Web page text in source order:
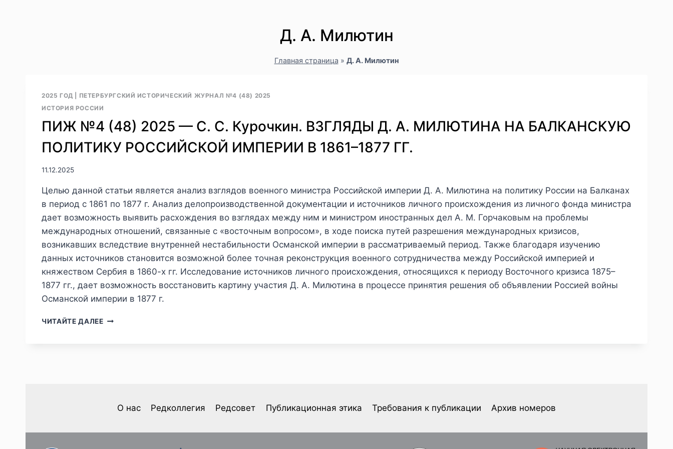
Д. А. Милютин
Главная страница » Д. А. Милютин
2025 ГОД
ПЕТЕРБУРГСКИЙ ИСТОРИЧЕСКИЙ ЖУРНАЛ №4 (48) 2025
ИСТОРИЯ РОССИИ
ПИЖ №4 (48) 2025 — С. С. Курочкин. ВЗГЛЯДЫ Д. А. МИЛЮТИНА НА БАЛКАНСКУЮ
ПОЛИТИКУ РОССИЙСКОЙ ИМПЕРИИ В 1861–1877 ГГ.
11.12.2025
Целью данной статьи является анализ взглядов военного министра Российской империи Д. А. Милютина на политику России на Балканах
в период с 1861 по 1877 г. Анализ делопроизводственной документации и источников личного происхождения из личного фонда министра
дает возможность выявить расхождения во взглядах между ним и министром иностранных дел А. М. Горчаковым на проблемы
международных отношений, связанные с «восточным вопросом», в ходе поиска путей разрешения международных кризисов,
возникавших вследствие внутренней нестабильности Османской империи в рассматриваемый период. Также благодаря изучению
данных источников становится возможной более точная реконструкция военного сотрудничества между Российской империей и
княжеством Сербия в 1860-х гг. Исследование источников личного происхождения, относящихся к периоду Восточного кризиса 1875–
1877 гг., дает возможность восстановить картину участия Д. А. Милютина в процессе принятия решения об объявлении Россией войны
Османской империи в 1877 г.
ЧИТАЙТЕ ДАЛЕЕПИЖ
ВЗГЛЯДЫ
МИЛЮТИНА
О нас Редколлегия Редсовет Публикационная этика Требования к публикации Архив номеров